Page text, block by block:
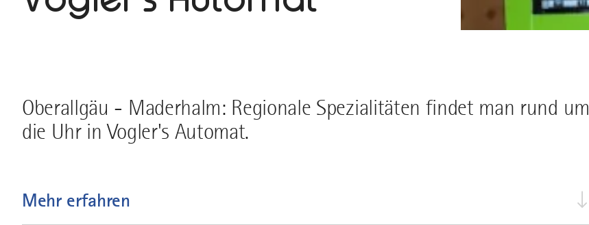
Oberallgäu - Maderhalm: Regionale Spezialitäten findet man rund um
die Uhr in Vogler's Automat.
Mehr erfahren